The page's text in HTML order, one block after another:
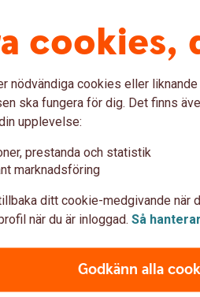
kan du enkelt schemalägga när
eller wifi.
på din kassaleverantör, ha
exempel vid högsäsong.
vid behov
direkt på betalterminalens
cookies,
nödvändiga cookies eller
ska fungera för dig. Det finns
upplevelse:
prestanda och statistik
marknadsföring
ditt cookie-medgivande när
när du är inloggad. Så
Godkänn alla